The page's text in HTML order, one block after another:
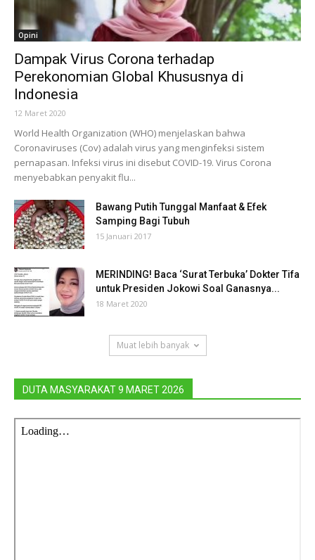
Opini
Dampak Virus Corona terhadap
Perekonomian Global Khususnya di
Indonesia
12 Maret 2020
World Health Organization (WHO) menjelaskan bahwa
Coronaviruses (Cov) adalah virus yang menginfeksi sistem
pernapasan. Infeksi virus ini disebut COVID-19. Virus Corona
menyebabkan penyakit flu...
Bawang Putih Tunggal Manfaat & Efek
Samping Bagi Tubuh
15 Januari 2017
MERINDING! Baca ‘Surat Terbuka’ Dokter Tifa
untuk Presiden Jokowi Soal Ganasnya...
18 Maret 2020
Muat lebih banyak
DUTA MASYARAKAT 9 MARET 2026